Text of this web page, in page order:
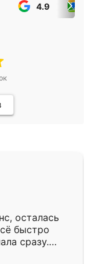
4.9
осталась
быстро
сразу.
подошёл к